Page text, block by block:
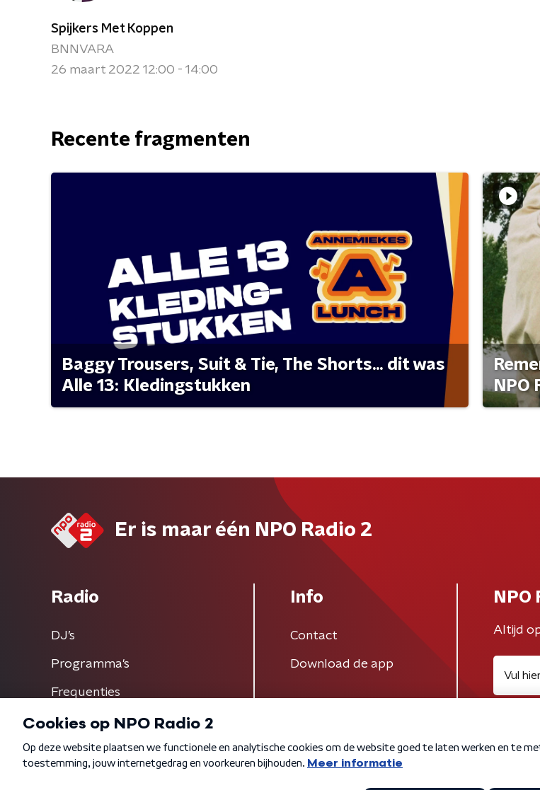
Spijkers Met Koppen
BNNVARA
26 maart 2022 12:00 - 14:00
Recente fragmenten
Baggy Trousers, Suit & Tie, The Shorts... dit was
Alle 13: Kledingstukken
NPO
Er is maar één NPO Radio 2
Radio
DJ’s
Programma's
Frequenties
Info
Contact
Download de app
Altijd
Algemene voorwaarden Privacybeleid